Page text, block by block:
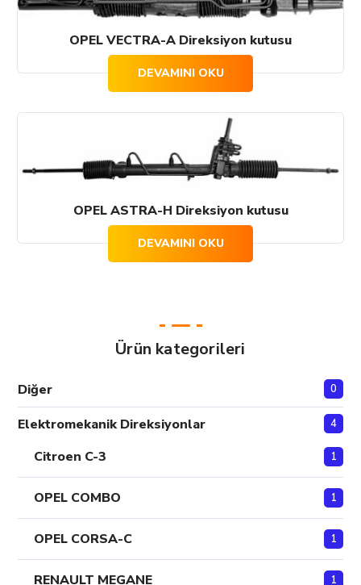
OPEL VECTRA-A Direksiyon kutusu
DEVAMINI OKU
OPEL ASTRA-H Direksiyon kutusu
DEVAMINI OKU
Ürün kategorileri
Diğer 0
Elektromekanik Direksiyonlar 4
Citroen C-3 1
OPEL COMBO 1
OPEL CORSA-C 1
RENAULT MEGANE 1